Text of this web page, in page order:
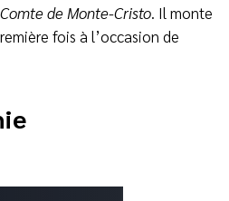
Comte de Monte-Cristo. Il monte
fois à l’occasion de